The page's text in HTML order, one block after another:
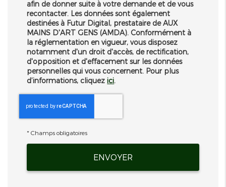
afin de donner suite à votre demande et de vous
recontacter. Les données sont également
destinées à Futur Digital, prestataire de AUX
MAINS D'ART GENS (AMDA). Conformément à
la réglementation en vigueur, vous disposez
notamment d'un droit d'accès, de rectification,
d'opposition et d'effacement sur les données
personnelles qui vous concernent. Pour plus
d’informations, cliquezici.
*Champs obligatoires